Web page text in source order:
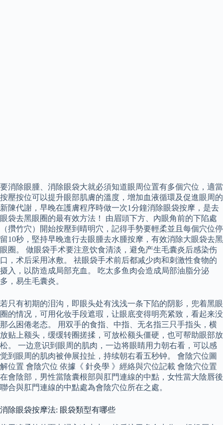
要消除眼腫、消除眼袋大就必須知道眼周位置有多個穴位，適當
按壓按位可以提升眼部肌膚的溫度，增加血液循環及促進眼周的
新陳代謝，早晚在護膚程序時做一次1分鐘消除眼袋按摩，是去
眼袋去黑眼圈的最有效方法！ 由眉頭下方、內眼角前的下陷處
（攢竹穴）開始按壓到晴明穴，記得手勢要輕柔並且每個穴位停
留10秒，堅持早晚進行去眼腫去水腫按摩，有效消除大眼袋去黑
眼圈。 做眼袋手术要注意饮食清淡，避免产生毛囊炎后感染伤
口，术后采用冰敷。 祛眼袋手术前后都减少肉和刺激性食物的
摄入，以防造成局部充血。 吃太多鱼肉会造成局部油脂分泌
多，易生毛囊炎。
若只有初期的泪沟，即眼头处有浅浅一条下陷的阴影，兜着黑眼
圈的情况，可用化妆手段遮瑕，让眼底变得明亮紧致，看起来没
那么困倦老态。 用双手的食指、中指、无名指三只手指头，横
放贴上额头，缓缓转圈搓揉，可放松额头僵硬，也可帮助眼部放
松。 一边意识到眼周的肌肉，一边将眼睛用力朝右看，可以感
觉到眼周的肌肉被伸展拉扯，持续朝右看五秒钟。 會陰穴位圖
解位置 會陰穴位 依據《 針灸學 》經絡與穴位記載 會陰穴位置
在會陰部，男性當陰囊根部與肛門連線的中點，女性當大陰唇後
聯合與肛門連線的中點處為會陰穴位所在之處。
消除眼袋按摩法: 眼袋類型有哪些